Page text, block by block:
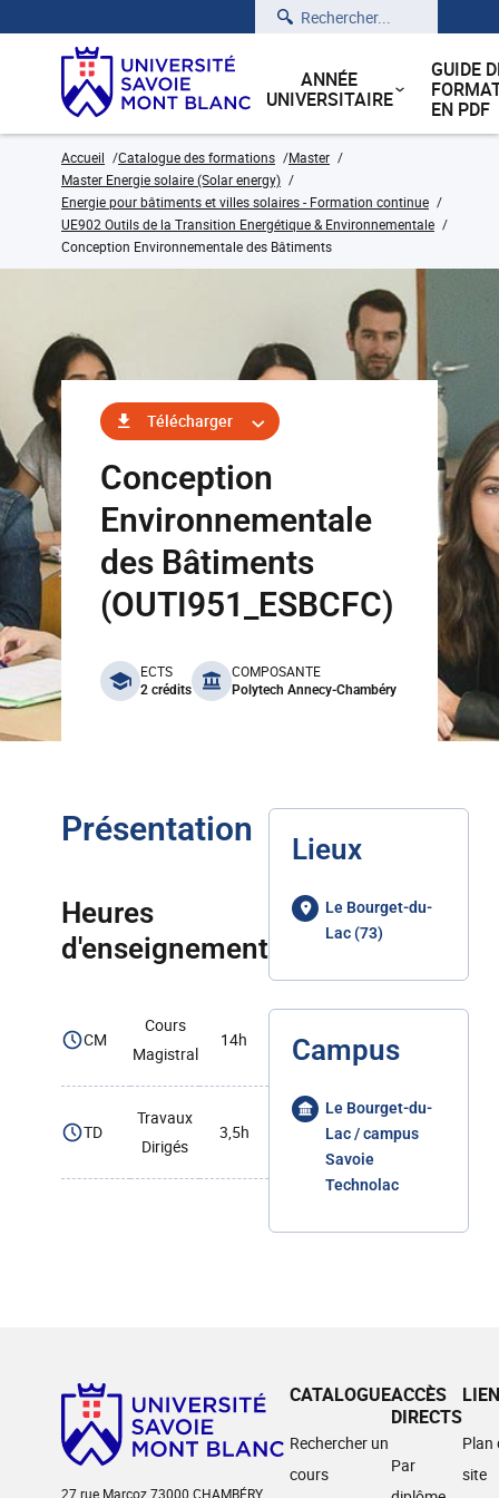
Rechercher
ANNÉE
UNIVERSITAIRE
GUIDE
EN PDF
Accueil Catalogue des formations
Master
Master Energie solaire (Solar energy)
Energie pour bâtiments et villes solaires - Formation continue
UE902 Outils de la Transition Energétique & Environnementale
Conception Environnementale des Bâtiments
Télécharger
Conception
Environnementale
des Bâtiments
(OUTI951_ESBCFC)
benefits
ECTS
2 crédits
COMPOSANTE
Polytech Annecy-Chambéry
Présentation
Heures
d'enseignement
CM
Cours
Magistral
14h
TD
Travaux
Dirigés
3,5h
Lieux
Le Bourget-du-
Lac (73)
Campus
Le Bourget-du-
Lac / campus
Savoie
Technolac
27 rue Marcoz 73000 CHAMBÉRY
CATALOGUE
Rechercher un
cours
ACCÈS
DIRECTS
Par
Plan
site